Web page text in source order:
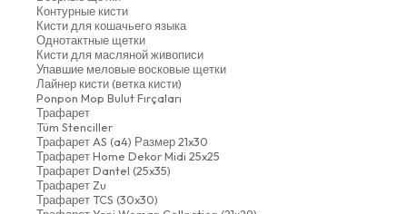
Контурные кисти
Кисти для кошачьего языка
Однотактные щетки
Кисти для масляной живописи
Упавшие меловые восковые щетки
Лайнер кисти (ветка кисти)
Ponpon Mop Bulut Fırçaları
Трафарет
Tüm Stenciller
Трафарет AS (a4) Размер 21x30
Трафарет Home Dekor Midi 25x25
Трафарет Dantel (25x35)
Трафарет Zu
Трафарет TCS (30x30)